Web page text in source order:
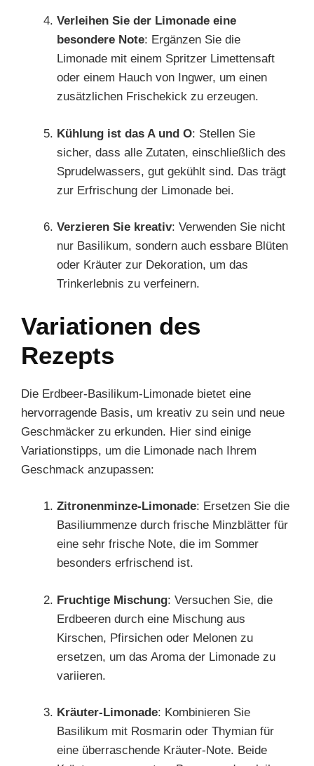
Verleihen Sie der Limonade eine
besondere Note: Ergänzen Sie die
Limonade mit einem Spritzer Limettensaft
oder einem Hauch von Ingwer, um einen
zusätzlichen Frischekick zu erzeugen.
Kühlung ist das A und O: Stellen Sie
sicher, dass alle Zutaten, einschließlich des
Sprudelwassers, gut gekühlt sind. Das trägt
zur Erfrischung der Limonade bei.
Verzieren Sie kreativ: Verwenden Sie nicht
nur Basilikum, sondern auch essbare Blüten
oder Kräuter zur Dekoration, um das
Trinkerlebnis zu verfeinern.
Variationen des
Rezepts
Die Erdbeer-Basilikum-Limonade bietet eine
hervorragende Basis, um kreativ zu sein und neue
Geschmäcker zu erkunden. Hier sind einige
Variationstipps, um die Limonade nach Ihrem
Geschmack anzupassen:
Zitronenminze-Limonade: Ersetzen Sie die
Basiliummenze durch frische Minzblätter für
eine sehr frische Note, die im Sommer
besonders erfrischend ist.
Fruchtige Mischung: Versuchen Sie, die
Erdbeeren durch eine Mischung aus
Kirschen, Pfirsichen oder Melonen zu
ersetzen, um das Aroma der Limonade zu
variieren.
Kräuter-Limonade: Kombinieren Sie
Basilikum mit Rosmarin oder Thymian für
eine überraschende Kräuter-Note. Beide